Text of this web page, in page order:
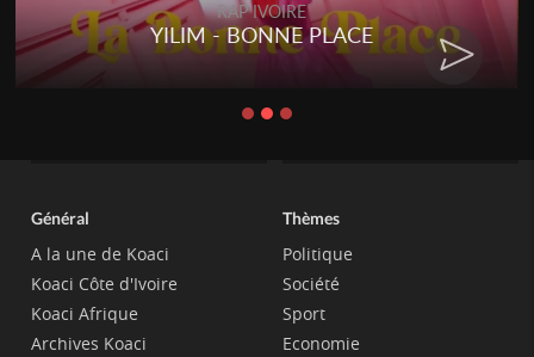
RAP IVOIRE
YILIM - BONNE PLACE
Général
A la une de Koaci
Koaci Côte d'Ivoire
Koaci Afrique
Archives Koaci
Thèmes
Politique
Société
Sport
Economie